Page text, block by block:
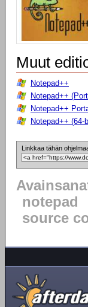
Muut
Notepad++
Notepad++
Notepad++
Notepad++ (64-
Linkkaa tähän
notepad
source